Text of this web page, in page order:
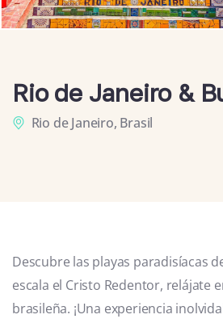
Rio de Janeiro &
Rio de Janeiro, Brasil
Descubre las playas paradisíacas
escala el Cristo Redentor, relájate
brasileña. ¡Una experiencia